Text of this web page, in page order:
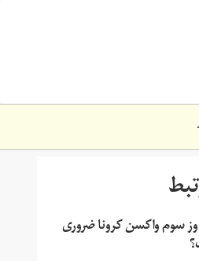
سوم واکسن کرونا ضروری